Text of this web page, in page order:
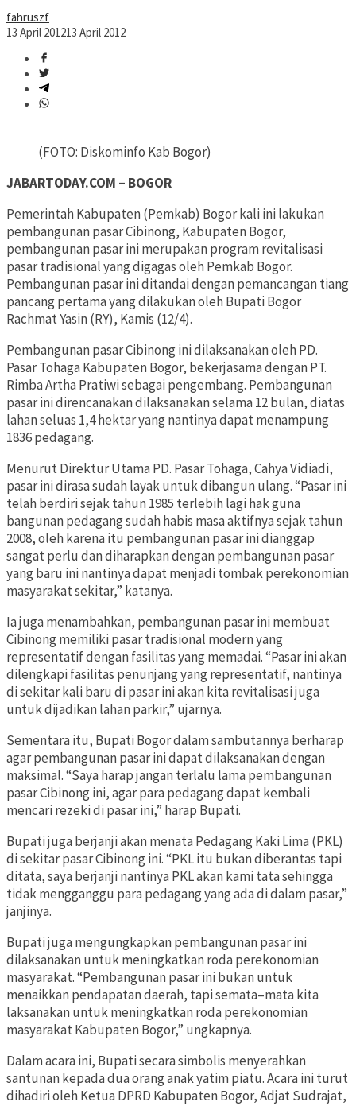
fahruszf
13 April 201213 April 2012
(FOTO: Diskominfo Kab Bogor)
JABARTODAY.COM – BOGOR
Pemerintah Kabupaten (Pemkab) Bogor kali ini lakukan
pembangunan pasar Cibinong, Kabupaten Bogor,
pembangunan pasar ini merupakan program revitalisasi
pasar tradisional yang digagas oleh Pemkab Bogor.
Pembangunan pasar ini ditandai dengan pemancangan tiang
pancang pertama yang dilakukan oleh Bupati Bogor
Rachmat Yasin (RY), Kamis (12/4).
Pembangunan pasar Cibinong ini dilaksanakan oleh PD.
Pasar Tohaga Kabupaten Bogor, bekerjasama dengan PT.
Rimba Artha Pratiwi sebagai pengembang. Pembangunan
pasar ini direncanakan dilaksanakan selama 12 bulan, diatas
lahan seluas 1,4 hektar yang nantinya dapat menampung
1836 pedagang.
Menurut Direktur Utama PD. Pasar Tohaga, Cahya Vidiadi,
pasar ini dirasa sudah layak untuk dibangun ulang. “Pasar ini
telah berdiri sejak tahun 1985 terlebih lagi hak guna
bangunan pedagang sudah habis masa aktifnya sejak tahun
2008, oleh karena itu pembangunan pasar ini dianggap
sangat perlu dan diharapkan dengan pembangunan pasar
yang baru ini nantinya dapat menjadi tombak perekonomian
masyarakat sekitar,” katanya.
Ia juga menambahkan, pembangunan pasar ini membuat
Cibinong memiliki pasar tradisional modern yang
representatif dengan fasilitas yang memadai. “Pasar ini akan
dilengkapi fasilitas penunjang yang representatif, nantinya
di sekitar kali baru di pasar ini akan kita revitalisasi juga
untuk dijadikan lahan parkir,” ujarnya.
Sementara itu, Bupati Bogor dalam sambutannya berharap
agar pembangunan pasar ini dapat dilaksanakan dengan
maksimal. “Saya harap jangan terlalu lama pembangunan
pasar Cibinong ini, agar para pedagang dapat kembali
mencari rezeki di pasar ini,” harap Bupati.
Bupati juga berjanji akan menata Pedagang Kaki Lima (PKL)
di sekitar pasar Cibinong ini. “PKL itu bukan diberantas tapi
ditata, saya berjanji nantinya PKL akan kami tata sehingga
tidak mengganggu para pedagang yang ada di dalam pasar,”
janjinya.
Bupati juga mengungkapkan pembangunan pasar ini
dilaksanakan untuk meningkatkan roda perekonomian
masyarakat. “Pembangunan pasar ini bukan untuk
menaikkan pendapatan daerah, tapi semata–mata kita
laksanakan untuk meningkatkan roda perekonomian
masyarakat Kabupaten Bogor,” ungkapnya.
Dalam acara ini, Bupati secara simbolis menyerahkan
santunan kepada dua orang anak yatim piatu. Acara ini turut
dihadiri oleh Ketua DPRD Kabupaten Bogor, Adjat Sudrajat,